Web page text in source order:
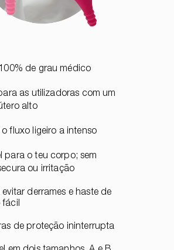
de grau médico
as utilizadoras com um
alto
fluxo ligeiro a intenso
para o teu corpo; sem
ou irritação
derrames e haste de
fácil
de proteção ininterrupta